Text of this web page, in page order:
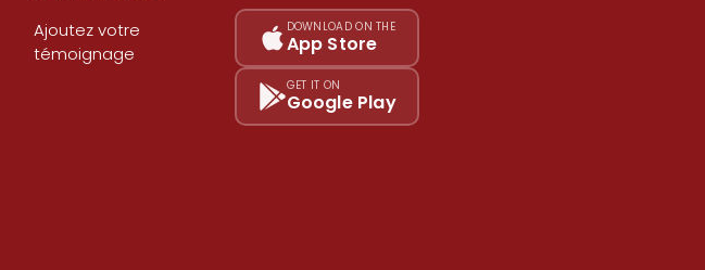
Ajoutez votre
témoignage
DOWNLOAD ON THE
App Store
GET IT ON
Google Play